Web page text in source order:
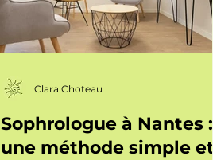
Sophrologue à Nantes :
une méthode simple et
Clara Choteau